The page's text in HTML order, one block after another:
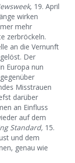
, 19. April
wirken
mehr
zerbröckeln.
an die Vernunft
Der
Europa nun
Misstrauen
darüber
an Einfluss
auf dem
Standard, 15.
und dem
genau wie